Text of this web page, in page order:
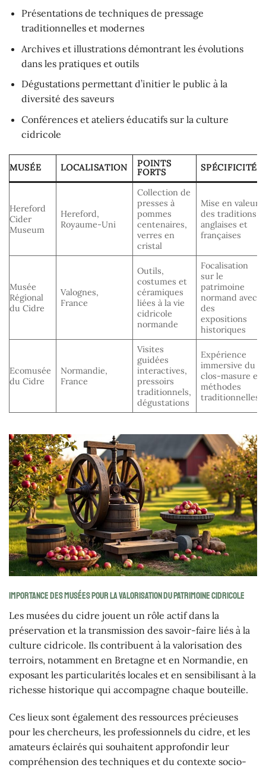
Présentations de techniques de pressage
traditionnelles et modernes
Archives et illustrations démontrant les évolutions
dans les pratiques et outils
Dégustations permettant d’initier le public à la
diversité des saveurs
Conférences et ateliers éducatifs sur la culture
cidricole
MUSÉE LOCALISATION
POINTS
FORTS
SPÉCIFICITÉS
Hereford
Cider
Museum
Hereford,
Royaume-Uni
Collection de
presses à
pommes
centenaires,
verres en
cristal
Mise en valeur
des traditions
anglaises et
françaises
Musée
Régional
du Cidre
Valognes,
France
Outils,
costumes et
céramiques
liées à la vie
cidricole
normande
Focalisation
sur le
patrimoine
normand avec
des
expositions
historiques
Ecomusée
du Cidre
Normandie,
France
Visites
guidées
interactives,
pressoirs
traditionnels,
dégustations
Expérience
immersive du
clos-masure et
méthodes
traditionnelles
Importance des musées pour la valorisation du patrimoine cidricole
Les musées du cidre jouent un rôle actif dans la
préservation et la transmission des savoir-faire liés à la
culture cidricole. Ils contribuent à la valorisation des
terroirs, notamment en Bretagne et en Normandie, en
exposant les particularités locales et en sensibilisant à la
richesse historique qui accompagne chaque bouteille.
Ces lieux sont également des ressources précieuses
pour les chercheurs, les professionnels du cidre, et les
amateurs éclairés qui souhaitent approfondir leur
compréhension des techniques et du contexte socio-